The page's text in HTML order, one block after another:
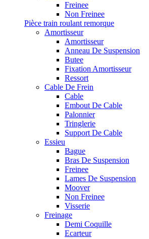
Freinee
Non Freinee
Pièce train roulant remorque
Amortisseur
Amortisseur
Anneau De Suspension
Butee
Fixation Amortisseur
Ressort
Cable De Frein
Cable
Embout De Cable
Palonnier
Tringlerie
Support De Cable
Essieu
Bague
Bras De Suspension
Freinee
Lames De Suspension
Moover
Non Freinee
Visserie
Freinage
Demi Coquille
Ecarteur